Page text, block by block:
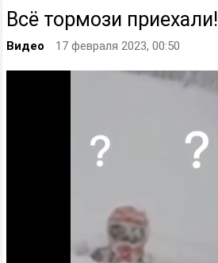
Всё тормози приехали!
Видео 17 февраля 2023, 00:50